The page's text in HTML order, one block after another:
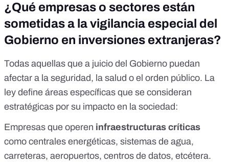
¿Qué empresas o sectores están
sometidas a la vigilancia especial del
Gobierno en inversiones extranjeras?
Todas aquellas que a juicio del Gobierno puedan
afectar a la seguridad, la salud o el orden público. La
ley define áreas específicas que se consideran
estratégicas por su impacto en la sociedad:
Empresas que operen infraestructuras críticas
como centrales energéticas, sistemas de agua,
carreteras, aeropuertos, centros de datos, etcétera.